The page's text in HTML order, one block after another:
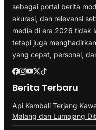
sebagai portal berita
akurasi, dan relevansi
media di era 2026 tidak
tetapi juga
yang cepat, personal,
Berita Terbaru
Api Kembali Terjang
Malang dan Lumajang